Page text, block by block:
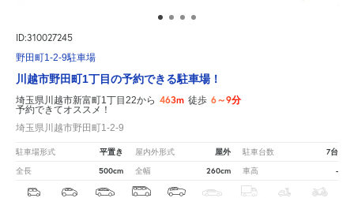
ID:310027245
野田町1-2-9駐車場
川越市野田町1丁目の予約できる駐車場！
埼玉県川越市新富町1丁目22から 463m 徒歩 6～9分
予約できてオススメ！
埼玉県川越市野田町1-2-9
駐車場形式 平置き 屋内外形式 屋外 駐車台数 7台
全長 500cm 全幅 260cm 車高 -